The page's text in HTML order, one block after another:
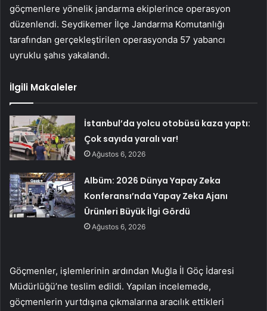
göçmenlere yönelik jandarma ekiplerince operasyon
düzenlendi. Seydikemer İlçe Jandarma Komutanlığı
tarafından gerçekleştirilen operasyonda 57 yabancı
uyruklu şahıs yakalandı.
İlgili Makaleler
İstanbul’da yolcu otobüsü kaza yaptı:
Çok sayıda yaralı var!
Ağustos 6, 2026
Albüm: 2026 Dünya Yapay Zeka
Konferansı’nda Yapay Zeka Ajanı
Ürünleri Büyük İlgi Gördü
Ağustos 6, 2026
Göçmenler, işlemlerinin ardından Muğla İl Göç İdaresi
Müdürlüğü’ne teslim edildi. Yapılan incelemede,
göçmenlerin yurtdışına çıkmalarına aracılık ettikleri